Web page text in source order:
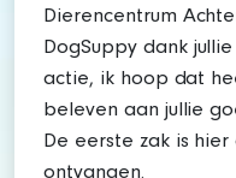
Dierencentrum
DogSuppy dank
actie, ik hoop dat
beleven aan jullie
De eerste zak is